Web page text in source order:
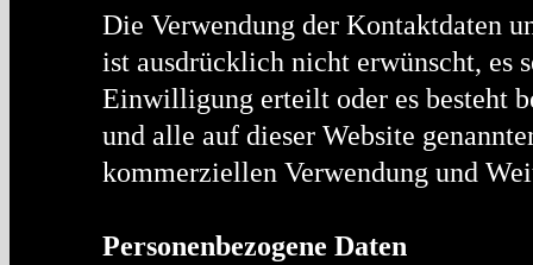
Die Verwendung der Kontaktdaten
ist ausdrücklich nicht erwünscht, es
Einwilligung erteilt oder es besteht
und alle auf dieser Website
kommerziellen Verwendung und
Personenbezogene Daten